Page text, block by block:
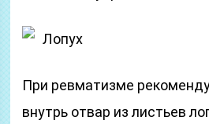
Лопух
При ревматизме
внутрь отвар из листьев